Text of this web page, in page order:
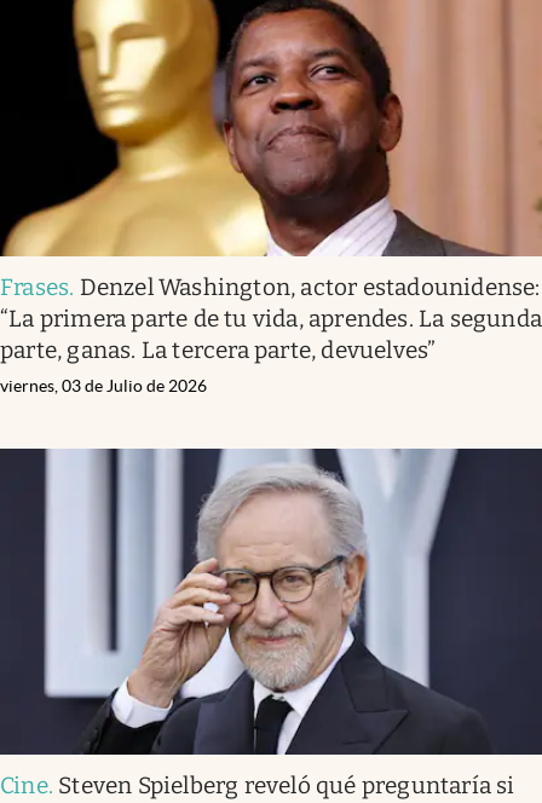
Clase
Eventos Corporativos
El Cronista Studio
Mediakit
abre en nueva pestaña
Argentina
Frases. Denzel Washington, actor estadounidense:
“La primera parte de tu vida, aprendes. La segunda
parte, ganas. La tercera parte, devuelves”
viernes, 03 de Julio de 2026
Cine. Steven Spielberg reveló qué preguntaría si